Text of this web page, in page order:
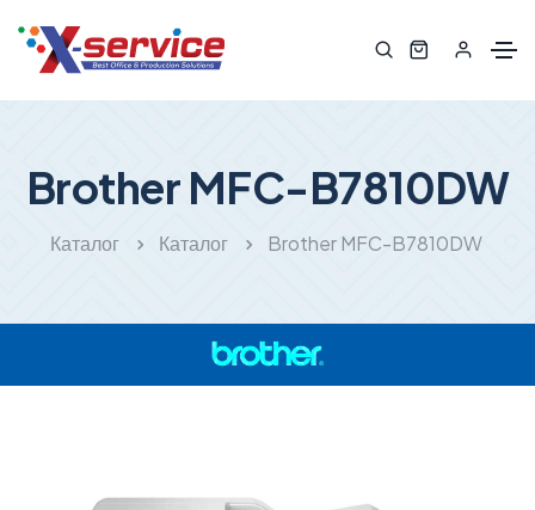
Brother MFC-B7810DW
Каталог Каталог Brother MFC-B7810DW